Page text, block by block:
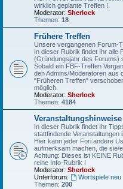
wirklich geplante Treffen !
Moderator: Sherlock
Themen: 18
Frühere Treffen
Unsere vergangenen Forum-
In dieser Rubrik findet Ihr alle
(Gründungsjahr des Forums)
Sobald ein FBF-Treffen
den Admins/Moderatoren aus
"Früheren Treffen"
möglich.
Moderator: Sherlock
Themen: 4184
In dieser Rubrik findet Ihr
stattfindende Veranstaltungen
Hier kann jeder Fori andere
aufmerksam machen, die sie/
Achtung: Dieses ist KEINE
reine Info-Rubrik !
Moderator: Sherlock
Unterforum:
Wortspiele neu
Themen: 200